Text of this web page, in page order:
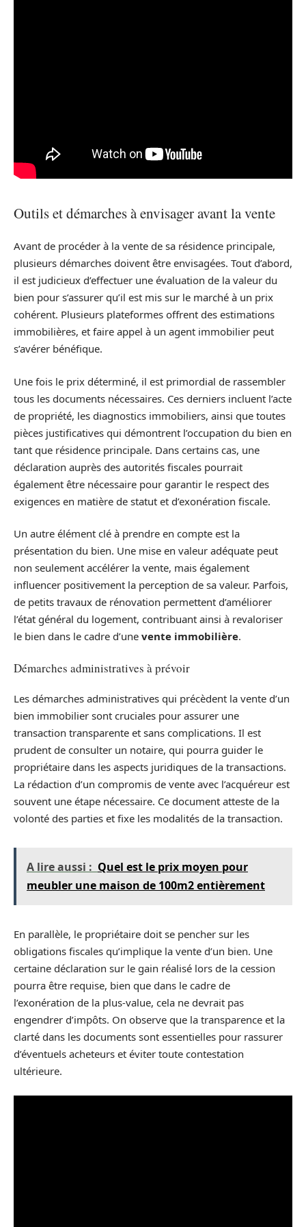
Outils et démarches à envisager avant la vente
Avant de procéder à la vente de sa résidence principale,
plusieurs démarches doivent être envisagées. Tout d’abord,
il est judicieux d’effectuer une évaluation de la valeur du
bien pour s’assurer qu’il est mis sur le marché à un prix
cohérent. Plusieurs plateformes offrent des estimations
immobilières, et faire appel à un agent immobilier peut
s’avérer bénéfique.
Une fois le prix déterminé, il est primordial de rassembler
tous les documents nécessaires. Ces derniers incluent l’acte
de propriété, les diagnostics immobiliers, ainsi que toutes
pièces justificatives qui démontrent l’occupation du bien en
tant que résidence principale. Dans certains cas, une
déclaration auprès des autorités fiscales pourrait
également être nécessaire pour garantir le respect des
exigences en matière de statut et d’exonération fiscale.
Un autre élément clé à prendre en compte est la
présentation du bien. Une mise en valeur adéquate peut
non seulement accélérer la vente, mais également
influencer positivement la perception de sa valeur. Parfois,
de petits travaux de rénovation permettent d’améliorer
l’état général du logement, contribuant ainsi à revaloriser
le bien dans le cadre d’une vente immobilière.
Démarches administratives à prévoir
Les démarches administratives qui précèdent la vente d’un
bien immobilier sont cruciales pour assurer une
transaction transparente et sans complications. Il est
prudent de consulter un notaire, qui pourra guider le
propriétaire dans les aspects juridiques de la transactions.
La rédaction d’un compromis de vente avec l’acquéreur est
souvent une étape nécessaire. Ce document atteste de la
volonté des parties et fixe les modalités de la transaction.
A lire aussi : Quel est le prix moyen pour
meubler une maison de 100m2 entièrement
En parallèle, le propriétaire doit se pencher sur les
obligations fiscales qu’implique la vente d’un bien. Une
certaine déclaration sur le gain réalisé lors de la cession
pourra être requise, bien que dans le cadre de
l’exonération de la plus-value, cela ne devrait pas
engendrer d’impôts. On observe que la transparence et la
clarté dans les documents sont essentielles pour rassurer
d’éventuels acheteurs et éviter toute contestation
ultérieure.